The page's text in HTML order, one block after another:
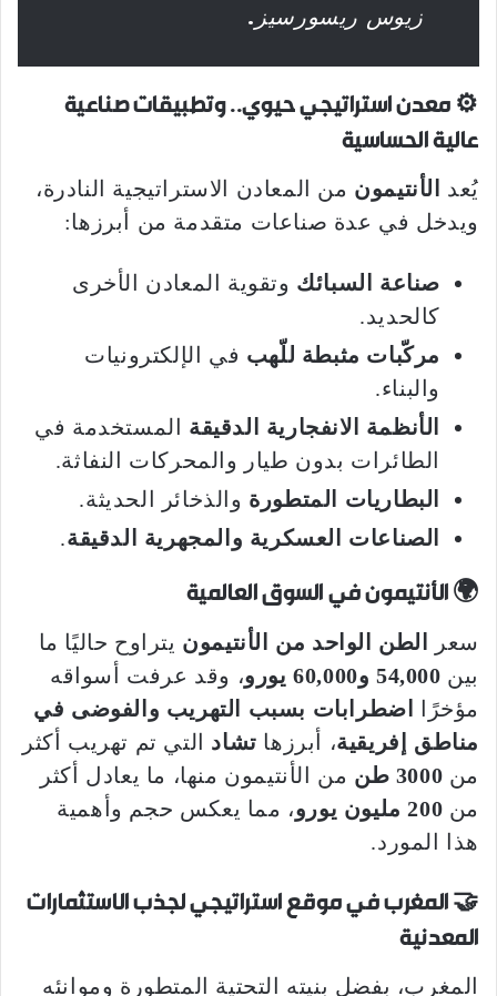
زيوس ريسورسيز .
⚙️ معدن استراتيجي حيوي.. وتطبيقات صناعية
عالية الحساسية
يُعد الأنتيمون من المعادن الاستراتيجية النادرة،
ويدخل في عدة صناعات متقدمة من أبرزها:
صناعة السبائك وتقوية المعادن الأخرى
كالحديد.
مركّبات مثبطة للّهب في الإلكترونيات
والبناء.
الأنظمة الانفجارية الدقيقة المستخدمة في
الطائرات بدون طيار والمحركات النفاثة.
البطاريات المتطورة والذخائر الحديثة.
الصناعات العسكرية والمجهرية الدقيقة.
🌍 الأنتيمون في السوق العالمية
سعر الطن الواحد من الأنتيمون يتراوح حاليًا ما
بين 54,000 و60,000 يورو
، وقد عرفت أسواقه
مؤخرًا
اضطرابات بسبب التهريب والفوضى في
مناطق إفريقية، أبرزها تشاد التي تم تهريب أكثر
من 3000 طن
من الأنتيمون منها، ما يعادل أكثر
من 200 مليون يورو
، مما يعكس حجم وأهمية
هذا المورد.
🤝 المغرب في موقع استراتيجي لجذب الاستثمارات
المعدنية
المغرب، بفضل بنيته التحتية المتطورة وموانئه